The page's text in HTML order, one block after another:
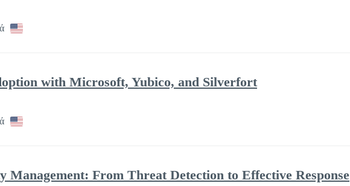
with Microsoft, Yubico, and Silverfort
Management: From Threat Detection to Effective Response